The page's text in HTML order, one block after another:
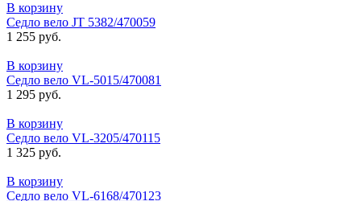
В корзину
Седло вело JT 5382/470059
1 255 руб.
В корзину
Седло вело VL-5015/470081
1 295 руб.
В корзину
Седло вело VL-3205/470115
1 325 руб.
В корзину
Седло вело VL-6168/470123